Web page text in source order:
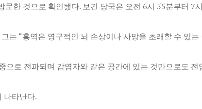
한 것으로 확인됐다. 보건 당국은 오전 6시 55분부터 7
는 “홍역은 영구적인 뇌 손상이나 사망을 초래할 수 있
으로 전파되며 감염자와 같은 공간에 있는 것만으로도
나타난다.